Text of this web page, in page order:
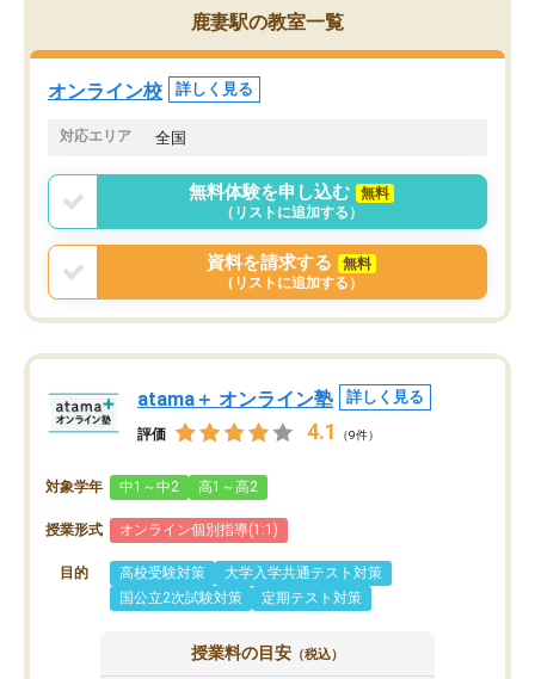
鹿妻駅の教室一覧
オンライン校 詳しく見る
対応エリア 全国
無料体験を申し込む
無料
（リストに追加する）
資料を請求する
無料
（リストに追加する）
atama＋ オンライン塾 詳しく見る
評価 4.1 （9件）
対象学年 中1～中2 高1～高2
授業形式 オンライン個別指導(1:1)
目的 高校受験対策
大学入学共通テスト対策
国公立2次試験対策
定期テスト対策
授業料の目安 （税込）